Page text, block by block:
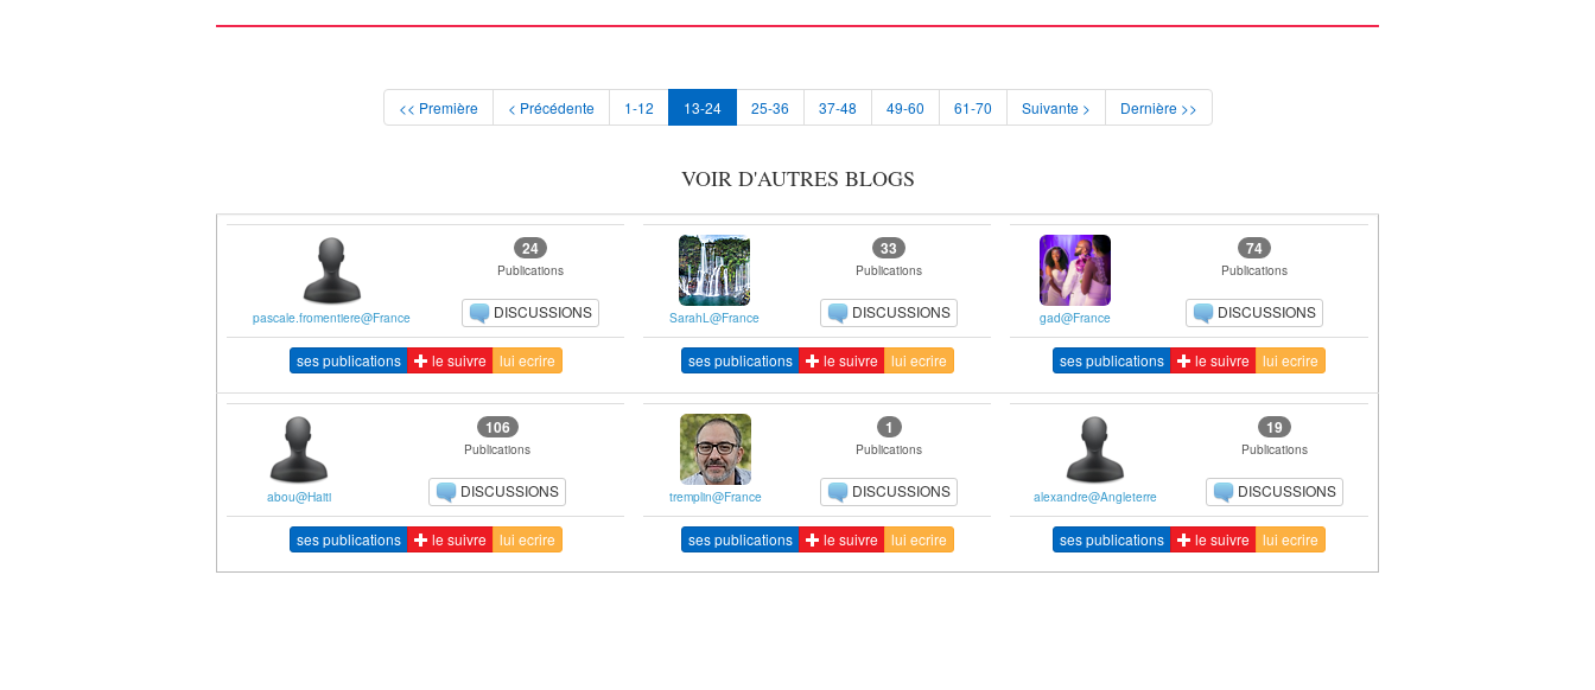
<< Première < Précédente 1-12 13-24 25-36 37-48 49-60 61-70 Suivante > Dernière >>
VOIR D'AUTRES BLOGS
pascale.fromentiere@France
24
Publications
DISCUSSIONS
ses publications le suivre lui ecrire
SarahL@France
33
Publications
DISCUSSIONS
ses publications le suivre lui ecrire
gad@France
74
Publications
DISCUSSIONS
ses publications le suivre lui ecrire
abou@Haiti
106
Publications
DISCUSSIONS
ses publications le suivre lui ecrire
tremplin@France
1
Publications
DISCUSSIONS
ses publications le suivre lui ecrire
alexandre@Angleterre
19
Publications
DISCUSSIONS
ses publications le suivre lui ecrire